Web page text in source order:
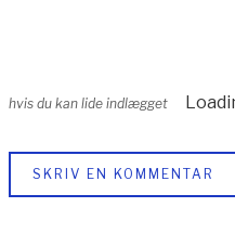
hvis du kan lide indlægget
SKRIV EN KOMMENTAR